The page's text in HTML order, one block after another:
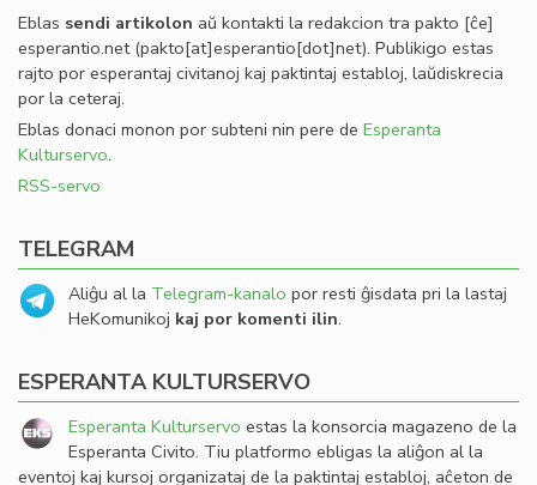
Eblas sendi artikolon aŭ kontakti la redakcion tra pakto [ĉe]
esperantio.net(pakto[at]esperantio[dot]net). Publikigo estas
rajto por esperantaj civitanoj kaj paktintaj establoj, laŭdiskrecia
por la ceteraj.
Eblas donaci monon por subteni nin pere de Esperanta
Kulturservo.
RSS-servo
TELEGRAM
Aliĝu al la Telegram-kanalo por resti ĝisdata pri la lastaj
HeKomunikoj kaj por komenti ilin.
ESPERANTA KULTURSERVO
Esperanta Kulturservo estas la konsorcia magazeno de la
Esperanta Civito. Tiu platformo ebligas la aliĝon al la
eventoj kaj kursoj organizataj de la paktintaj establoj, aĉeton de